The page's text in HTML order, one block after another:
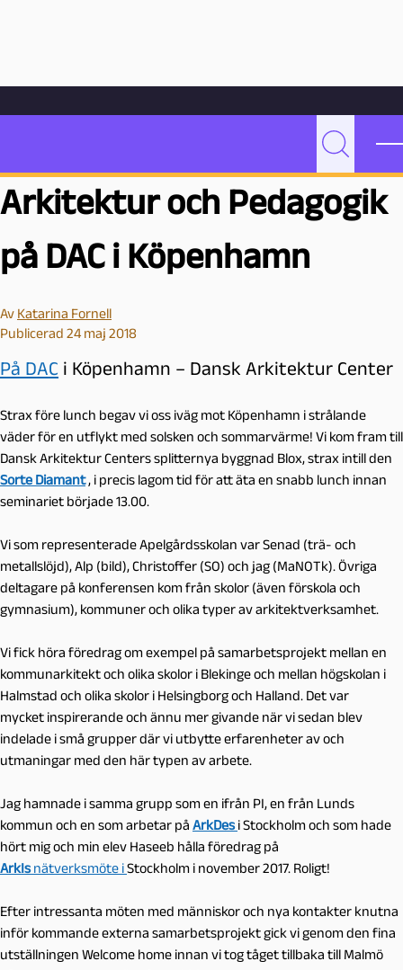
Hoppa till innehåll
e
d
a
M
a
m
Sök
På seminarium i Arkitektur och Pedagogik på DAC i Köpenhamn
Arkitektur och Pedagogik
på DAC i Köpenhamn
Av Katarina Fornell
Publicerad 24 maj 2018
På DAC i Köpenhamn – Dansk Arkitektur Center
Strax före lunch begav vi oss iväg mot Köpenhamn i strålande
väder för en utflykt med solsken och sommarvärme! Vi kom fram till
Dansk Arkitektur Centers splitternya byggnad Blox, strax intill den
Sorte Diamant, i precis lagom tid för att äta en snabb lunch innan
seminariet började 13.00.
Vi som representerade Apelgårdsskolan var Senad (trä- och
metallslöjd), Alp (bild), Christoffer (SO) och jag (MaNOTk). Övriga
deltagare på konferensen kom från skolor (även förskola och
gymnasium), kommuner och olika typer av arkitektverksamhet.
Vi fick höra föredrag om exempel på samarbetsprojekt mellan en
kommunarkitekt och olika skolor i Blekinge och mellan högskolan i
Halmstad och olika skolor i Helsingborg och Halland. Det var
mycket inspirerande och ännu mer givande när vi sedan blev
indelade i små grupper där vi utbytte erfarenheter av och
utmaningar med den här typen av arbete.
Jag hamnade i samma grupp som en ifrån PI, en från Lunds
kommun och en som arbetar på ArkDes i Stockholm och som hade
hört mig och min elev Haseeb hålla föredrag på
ArkIsnätverksmöte iStockholm i november 2017. Roligt!
Efter intressanta möten med människor och nya kontakter knutna
inför kommande externa samarbetsprojekt gick vi genom den fina
utställningen Welcome home innan vi tog tåget tillbaka till Malmö